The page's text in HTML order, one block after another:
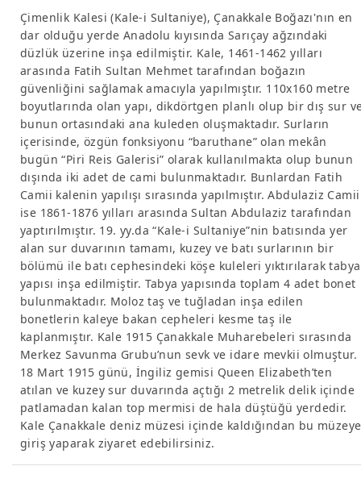
Çimenlik Kalesi (Kale-i Sultaniye), Çanakkale Boğazı'nın en
dar olduğu yerde Anadolu kıyısında Sarıçay ağzındaki
düzlük üzerine inşa edilmiştir. Kale, 1461-1462 yılları
arasında Fatih Sultan Mehmet tarafından boğazın
güvenliğini sağlamak amacıyla yapılmıştır. 110x160 metre
boyutlarında olan yapı, dikdörtgen planlı olup bir dış sur
bunun ortasındaki ana kuleden oluşmaktadır. Surların
içerisinde, özgün fonksiyonu “baruthane” olan mekân
bugün “Piri Reis Galerisi” olarak kullanılmakta olup bunun
dışında iki adet de cami bulunmaktadır. Bunlardan Fatih
Camii kalenin yapılışı sırasında yapılmıştır. Abdulaziz Camii
ise 1861-1876 yılları arasında Sultan Abdulaziz tarafından
yaptırılmıştır. 19. yy.da “Kale-i Sultaniye”nin batısında yer
alan sur duvarının tamamı, kuzey ve batı surlarının bir
bölümü ile batı cephesindeki köşe kuleleri yıktırılarak tabya
yapısı inşa edilmiştir. Tabya yapısında toplam 4 adet bonet
bulunmaktadır. Moloz taş ve tuğladan inşa edilen
bonetlerin kaleye bakan cepheleri kesme taş ile
kaplanmıştır. Kale 1915 Çanakkale Muharebeleri sırasında
Merkez Savunma Grubu’nun sevk ve idare mevkii olmuştur.
18 Mart 1915 günü, İngiliz gemisi Queen Elizabeth’ten
atılan ve kuzey sur duvarında açtığı 2 metrelik delik içinde
patlamadan kalan top mermisi de hala düştüğü yerdedir.
Kale Çanakkale deniz müzesi içinde kaldığından bu müzeye
giriş yaparak ziyaret edebilirsiniz.